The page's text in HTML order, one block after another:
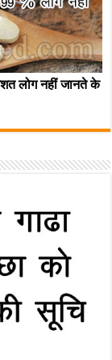
लोग नहीं जानते के